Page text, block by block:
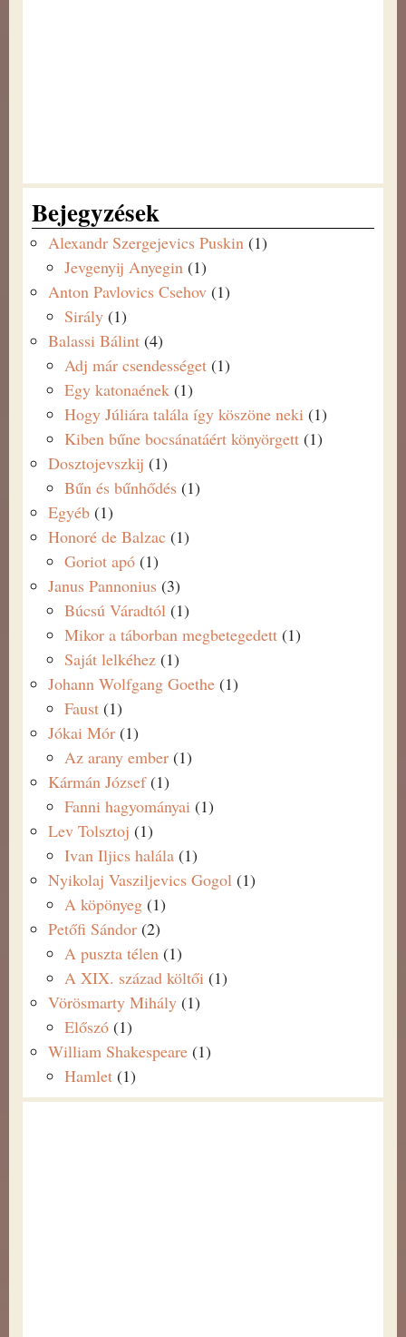
Bejegyzések
Alexandr Szergejevics Puskin (1)
Jevgenyij Anyegin (1)
Anton Pavlovics Csehov (1)
Sirály (1)
Balassi Bálint (4)
Adj már csendességet (1)
Egy katonaének (1)
Hogy Júliára talála így köszöne neki (1)
Kiben bűne bocsánatáért könyörgett (1)
Dosztojevszkij (1)
Bűn és bűnhődés (1)
Egyéb (1)
Honoré de Balzac (1)
Goriot apó (1)
Janus Pannonius (3)
Búcsú Váradtól (1)
Mikor a táborban megbetegedett (1)
Saját lelkéhez (1)
Johann Wolfgang Goethe (1)
Faust (1)
Jókai Mór (1)
Az arany ember (1)
Kármán József(1)
Fanni hagyományai (1)
Lev Tolsztoj (1)
Ivan Iljics halála (1)
Nyikolaj Vasziljevics Gogol (1)
A köpönyeg (1)
Petőfi Sándor (2)
A puszta télen (1)
A XIX. század költői (1)
Vörösmarty Mihály (1)
Előszó (1)
William Shakespeare (1)
Hamlet (1)